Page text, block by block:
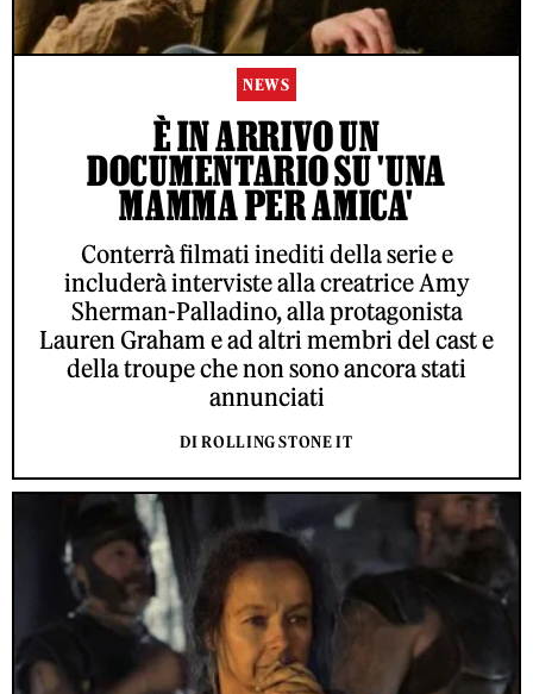
NEWS
È IN ARRIVO UN
DOCUMENTARIO SU 'UNA
MAMMA PER AMICA'
Conterrà filmati inediti della serie e
includerà interviste alla creatrice Amy
Sherman-Palladino, alla protagonista
Lauren Graham e ad altri membri del cast e
della troupe che non sono ancora stati
annunciati
DI ROLLING STONE IT